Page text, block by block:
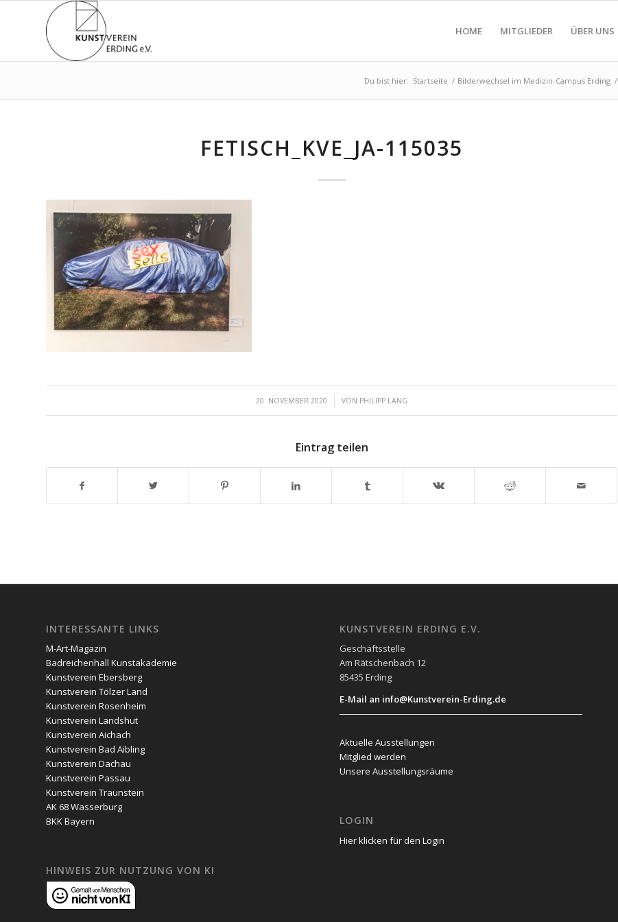
HOME MITGLIEDER ÜBER UNS
Du bist hier: Startseite / Bilderwechsel im Medizin-Campus Erding /
FETISCH_KVE_JA-115035
20. NOVEMBER 2020
/ VON PHILIPP LANG
Eintrag teilen
INTERESSANTE LINKS
M-Art-Magazin
Badreichenhall Kunstakademie
Kunstverein Ebersberg
Kunstverein Tölzer Land
Kunstverein Rosenheim
Kunstverein Landshut
Kunstverein Aichach
Kunstverein Bad Aibling
Kunstverein Dachau
Kunstverein Passau
Kunstverein Traunstein
AK 68 Wasserburg
BKK Bayern
HINWEIS ZUR NUTZUNG VON KI
KUNSTVEREIN ERDING E.V.
Geschäftsstelle
Am Rätschenbach 12
85435 Erding
E-Mail an info@Kunstverein-Erding.de
Aktuelle Ausstellungen
Mitglied werden
Unsere Ausstellungsräume
LOGIN
Hier klicken für den Login